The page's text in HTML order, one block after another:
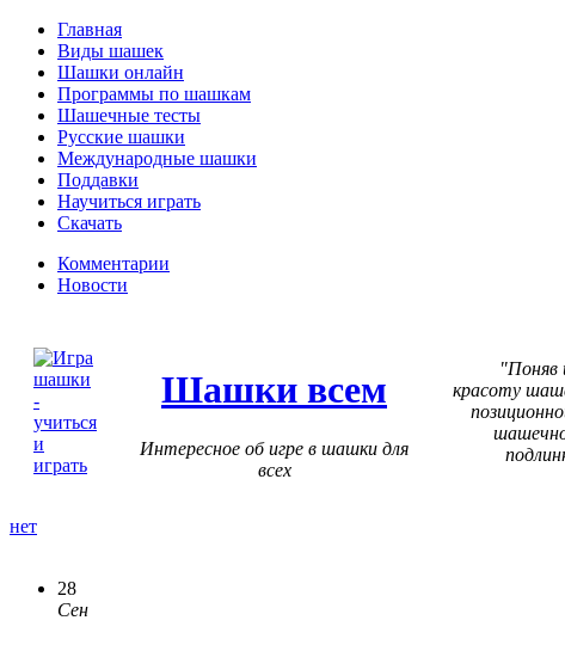
Главная
Виды шашек
Шашки онлайн
Программы по шашкам
Шашечные тесты
Русские шашки
Международные шашки
Поддавки
Научиться играть
Скачать
Комментарии
Новости
Шашки всем
Интересное об игре в шашки для
всех
Поняв
красоту
нет
28
Сен